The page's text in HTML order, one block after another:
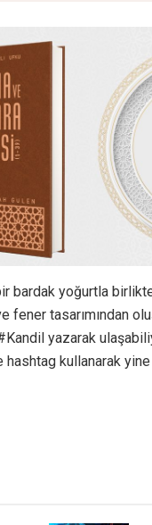
yoğurtla birlikte
tasarımından
yazarak
hashtag kullanarak